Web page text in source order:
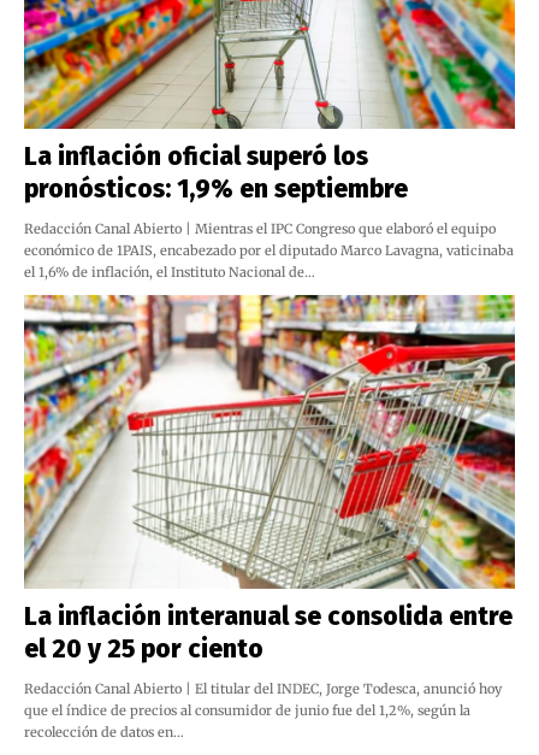
La inflación oficial superó los
pronósticos: 1,9% en septiembre
Redacción Canal Abierto | Mientras el IPC Congreso que elaboró el equipo
económico de 1PAIS, encabezado por el diputado Marco Lavagna, vaticinaba
el 1,6% de inflación, el Instituto Nacional de…
La inflación interanual se consolida entre
el 20 y 25 por ciento
Redacción Canal Abierto | El titular del INDEC, Jorge Todesca, anunció hoy
que el índice de precios al consumidor de junio fue del 1,2%, según la
recolección de datos en…